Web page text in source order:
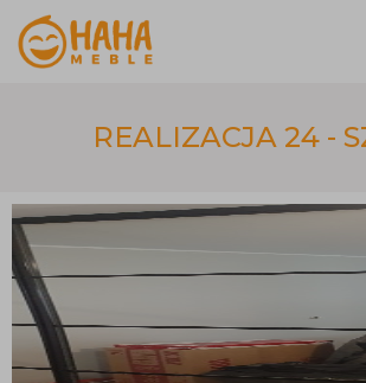
REALIZACJA 24 -